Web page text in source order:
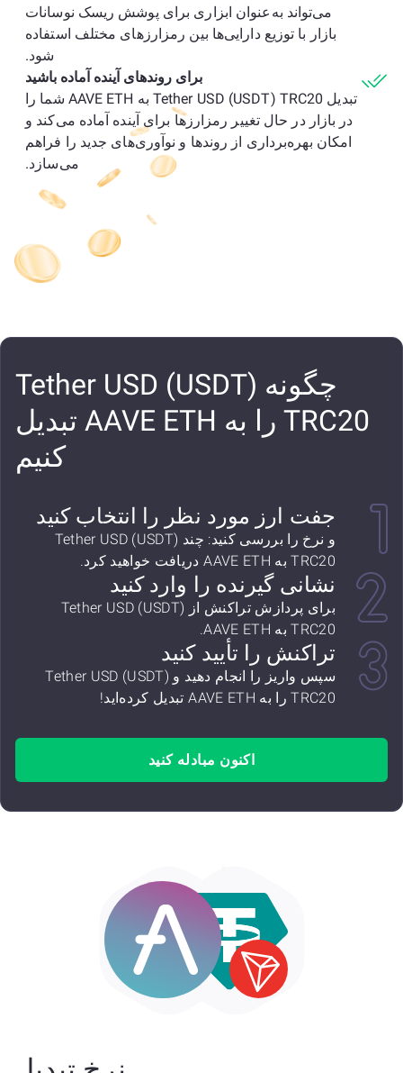
می‌تواند به‌عنوان ابزاری برای پوشش ریسک نوسانات
بازار با توزیع دارایی‌ها بین رمزارزهای مختلف استفاده
شود.
برای روندهای آینده آماده باشید
تبدیل Tether USD (USDT) TRC20 به AAVE ETH شما را
در بازار در حال تغییر رمزارزها برای آینده آماده می‌کند و
امکان بهره‌برداری از روندها و نوآوری‌های جدید را فراهم
می‌سازد.
چگونه Tether USD (USDT)
TRC20 را به AAVE ETH تبدیل
کنیم
جفت ارز مورد نظر را انتخاب کنید
و نرخ را بررسی کنید: چند Tether USD (USDT)
TRC20 به AAVE ETH دریافت خواهید کرد.
نشانی گیرنده را وارد کنید
برای پردازش تراکنش از Tether USD (USDT)
TRC20 به AAVE ETH.
تراکنش را تأیید کنید
سپس واریز را انجام دهید و Tether USD (USDT)
TRC20 را به AAVE ETH تبدیل کرده‌اید!
اکنون مبادله کنید